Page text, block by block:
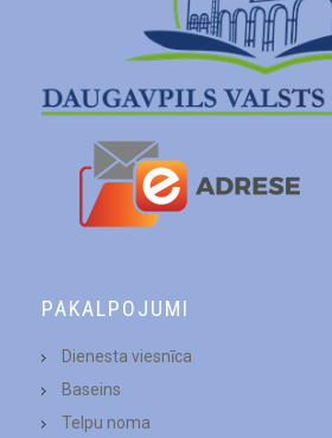
PAKALPOJUMI
Dienesta viesnīca
Baseins
Telpu noma